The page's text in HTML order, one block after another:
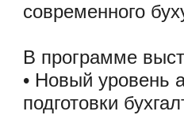
современного
В программе
• Новый уровень
подготовки